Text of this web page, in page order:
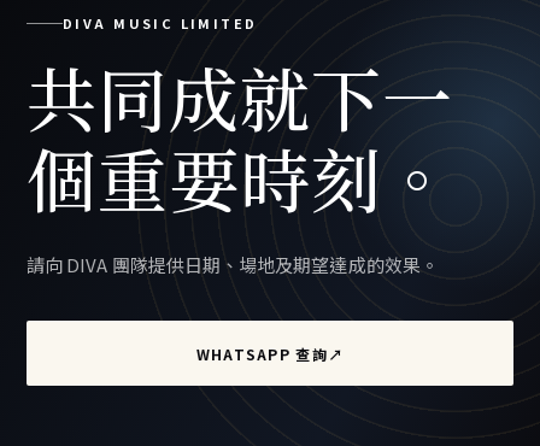
DIVA MUSIC LIMITED
共同成就下一
個重要時刻。
請向 DIVA 團隊提供日期、場地及期望達成的效果。
WHATSAPP 查詢↗